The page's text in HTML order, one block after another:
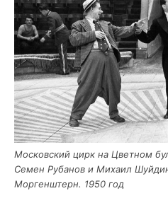
Мос­ков­ский цирк на Цвет­ном
Семен Руба­нов и Миха­ил
Мор­ген­штерн. 1950 год